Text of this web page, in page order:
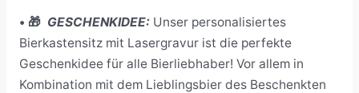
• 🎁 GESCHENKIDEE: Unser personalisiertes
Bierkastensitz mit Lasergravur ist die perfekte
Geschenkidee für alle Bierliebhaber! Vor allem in
Kombination mit dem Lieblingsbier des Beschenkten